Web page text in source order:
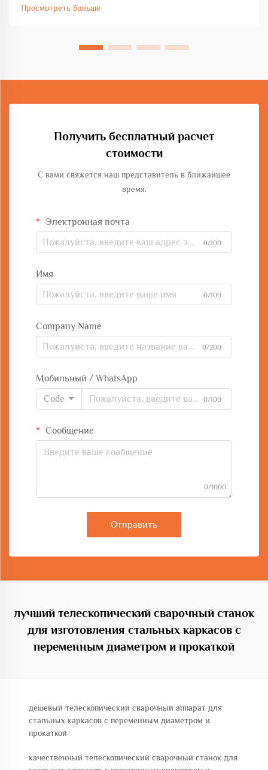
для бетонных работ гибочный станок для хомутов из
Просмотреть больше
Получить бесплатный расчет
стоимости
С вами свяжется наш представитель в ближайшее
время.
Электронная почта
0/100
Имя
0/100
Company Name
0/200
Мобильный / WhatsApp
Code
0/100
Сообщение
0/1000
Отправить
лучший телескопический сварочный станок
для изготовления стальных каркасов с
переменным диаметром и прокаткой
дешевый телескопический сварочный аппарат для
стальных каркасов с переменным диаметром и
прокаткой
качественный телескопический сварочный станок для